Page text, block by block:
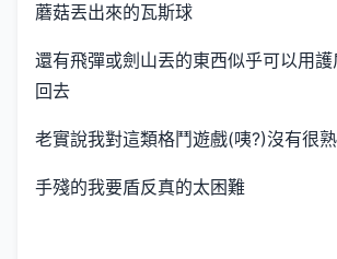
蘑菇丟出來的瓦斯球
還有飛彈或劍山丟的東西似乎可以用
回去
老實說我對這類格鬥遊戲(咦?)沒有很
手殘的我要盾反真的太困難